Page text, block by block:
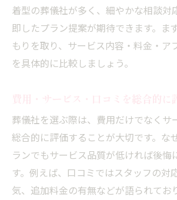
着型の葬儀社が多く、細やかな相談対
即したプラン提案が期待できます。ま
もりを取り、サービス内容・料金・ア
を具体的に比較しましょう。
葬儀社を選ぶ際は、費用だけでなくサ
総合的に評価することが大切です。な
ランでもサービス品質が低ければ後悔
す。例えば、口コミではスタッフの対
気、追加料金の有無などが語られてお